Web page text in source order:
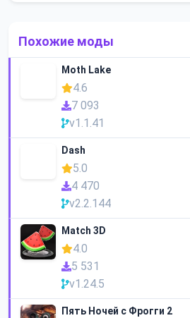
Похожие моды
Moth Lake
4.6
7 093
v1.1.41
Dash
5.0
4 470
v2.2.144
Match 3D
4.0
5 531
v1.24.5
Пять Ночей с Фрогги 2